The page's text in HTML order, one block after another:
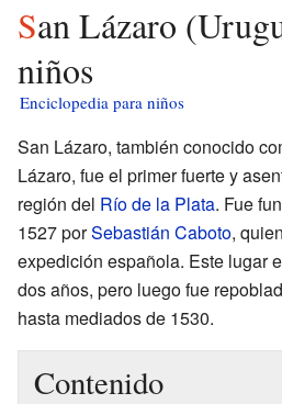
San Lázaro (Uruguay) para
niños
Enciclopedia para niños
San Lázaro, también conocido
Lázaro, fue el primer fuerte y
región del Río de la Plata. Fue
1527 porSebastián Caboto,
expedición española. Este lugar
dos años, pero luego fue
hasta mediados de 1530.
Contenido